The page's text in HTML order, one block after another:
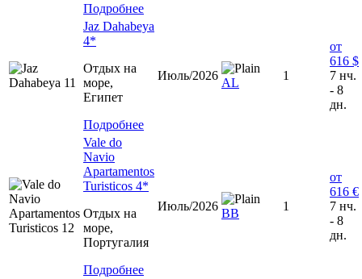
Подробнее
Jaz Dahabeya
4*
Отдых на
море,
Египет
Подробнее
Июль/2026
AL
1
от
616 $
7 нч.
- 8
дн.
Vale do
Navio
Apartamentos
Turisticos 4*
Отдых на
море,
Португалия
Подробнее
Июль/2026
BB
1
от
616 €
7 нч.
- 8
дн.